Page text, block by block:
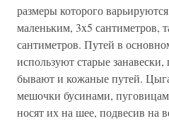
размеры которого
маленьким, 3x5 сантиметров,
сантиметров. Путей в
используют старые
бывают и кожаные путей.
мешочки бусинами,
носят их на шее, подвесив на